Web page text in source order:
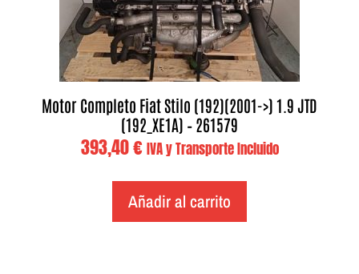
Motor Completo Fiat Stilo (192)(2001->) 1.9 JTD
(192_XE1A) – 261579
393,40€ IVA y Transporte Incluido
Añadir al carrito